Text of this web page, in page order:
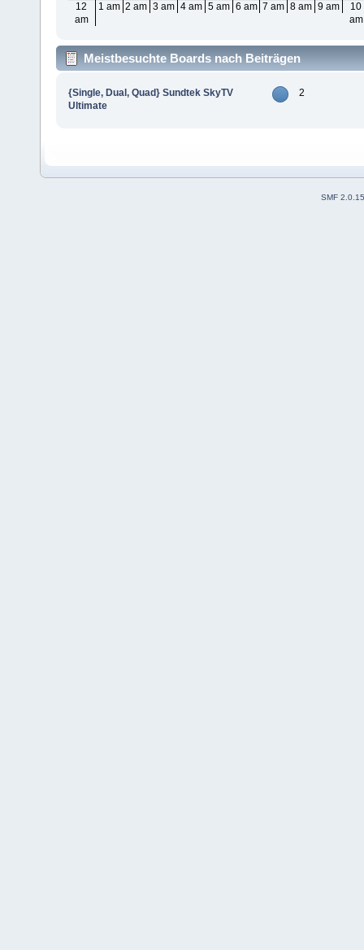
12
am
1 am 2 am 3 am 4 am 5 am 6 am 7 am 8 am 9 am
10
am
Meistbesuchte Boards nach Beiträgen
{Single, Dual, Quad} Sundtek SkyTV
Ultimate
2
SMF 2.0.15